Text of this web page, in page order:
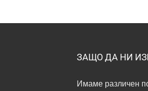
ЗАЩО ДА НИ
Имаме различен